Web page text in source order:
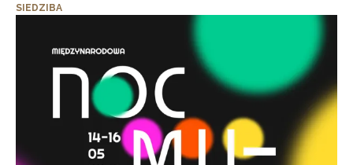
SIEDZIBA